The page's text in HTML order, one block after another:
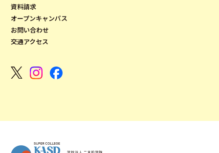
資料請求
オープンキャンパス
お問い合わせ
交通アクセス